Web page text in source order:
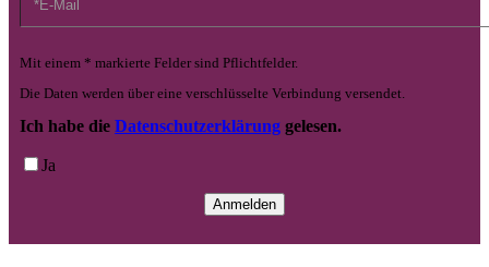
Mit einem * markierte Felder sind Pflichtfelder.
Die Daten werden über eine verschlüsselte Verbindung versendet.
Ich habe die Datenschutzerklärung gelesen.
Ja